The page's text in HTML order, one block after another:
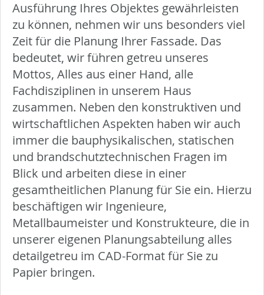
Ausführung Ihres Objektes gewährleisten
zu können, nehmen wir uns besonders viel
Zeit für die Planung Ihrer Fassade. Das
bedeutet, wir führen getreu unseres
Mottos, Alles aus einer Hand, alle
Fachdisziplinen in unserem Haus
zusammen. Neben den konstruktiven und
wirtschaftlichen Aspekten haben wir auch
immer die bauphysikalischen, statischen
und brandschutztechnischen Fragen im
Blick und arbeiten diese in einer
gesamtheitlichen Planung für Sie ein. Hierzu
beschäftigen wir Ingenieure,
Metallbaumeister und Konstrukteure, die in
unserer eigenen Planungsabteilung alles
detailgetreu im CAD-Format für Sie zu
Papier bringen.